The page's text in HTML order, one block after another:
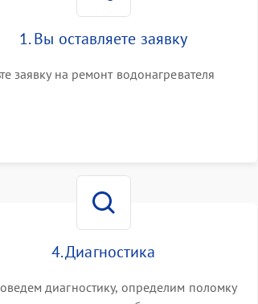
1. Вы оставляете заявку
заявку на ремонт водонагревателя
4. Диагностика
диагностику, определим поломку